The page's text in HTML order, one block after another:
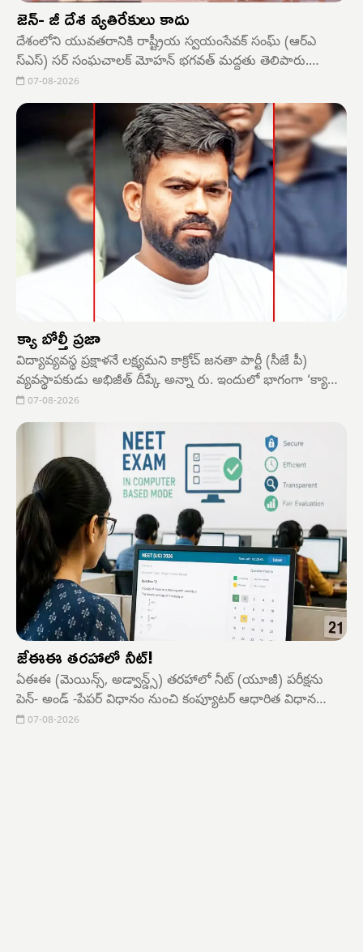
జెన్- జీ దేశ వ్యతిరేకులు కాదు
దేశంలోని యువతరానికి రాష్ట్రీయ స్వయంసేవక్ సంఘ్ (ఆర్‌ఎ
స్‌ఎస్) సర్ సంఘచాలక్ మోహన్ భగవత్ మద్దతు తెలిపారు.
ఆందోళనలు, నిరసనలు చేపట్టినంత మాత్రాన యువతను (జెన్- జీ)
దేశ వ్యతిరేకులుగా పరిగణించకూడదని ఆయన అభిప్రాయపడ్డారు.
వారు మన సంతతి అని, మన తర్వాతి తరమని పేర్కొన్న ఆయన
07-08-2026
క్యా బోల్తీ ప్రజా
విద్యావ్యవస్థ ప్రక్షాళనే లక్ష్యమని కాక్రోచ్ జనతా పార్టీ (సీజే పీ)
వ్యవస్థాపకుడు అభిజీత్ దీప్కే అన్నా రు. ఇందులో భాగంగా ‘క్యా
బోల్తీ ప్రజా’ (ప్రజలు ఏం చెబుతున్నారు) అనే ఉద్యమాన్ని
సెప్టెంబర్‌లో ప్రారంభించబోతు న్నామని, యువత క్యూఆర్ కోడ్‌లను
స్కాన్ చేసి, ఇందులో చేరి తమ ఆలోచనలను పంచుకోవాలని
పిలుపునిచ్చారు.
07-08-2026
జేఈఈ తరహాలో నీట్!
ఏఈఈ (మెయిన్స్, అడ్వాన్డ్స్) తరహాలో నీట్ (యూజీ) పరీక్షను
పెన్- అండ్ -పేపర్ విధానం నుంచి కంప్యూటర్ ఆధారిత విధాన
పరీక్ష(సీబీటీ)కు మార్చడంపై చురుగ్గా పరిశీలన జరుగుతోందని కేంద్రం
07-08-2026